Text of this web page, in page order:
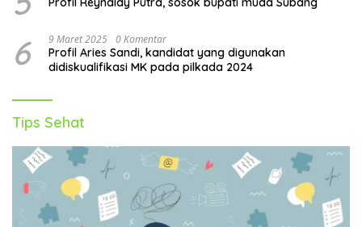
6 9 Maret 2025 0 Komentar
Profil Aries Sandi, kandidat yang digunakan
didiskualifikasi MK pada pilkada 2024
Tips Sehat